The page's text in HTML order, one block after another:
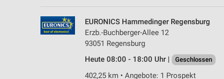
EURONICS Hammedinger Regensburg
Erzb.-Buchberger-Allee 12
93051 Regensburg
Heute 08:00 - 18:00 Uhr |
Geschlossen
402,25 km • Angebote: 1 Prospekt